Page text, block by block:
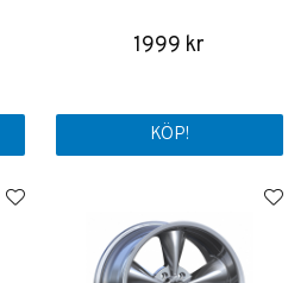
1999 kr
KÖP!